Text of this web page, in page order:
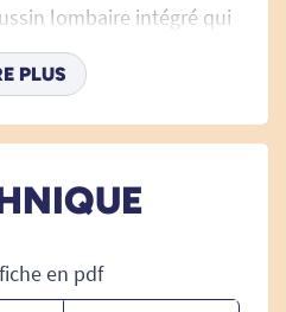
lombaire intégré qui
hauteur.
du coussin offre
à l'utilisateur car il
facile et rapide à
PLUS
en pdf